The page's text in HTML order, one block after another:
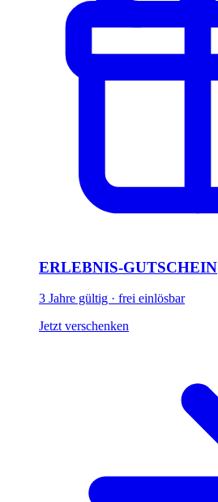
ERLEBNIS-GUTSCHEIN
3 Jahre gültig · frei einlösbar
Jetzt verschenken